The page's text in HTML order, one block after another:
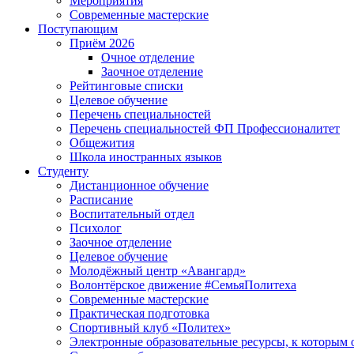
Современные мастерские
Поступающим
Приём 2026
Очное отделение
Заочное отделение
Рейтинговые списки
Целевое обучение
Перечень специальностей
Перечень специальностей ФП Профессионалитет
Общежития
Школа иностранных языков
Студенту
Дистанционное обучение
Расписание
Воспитательный отдел
Психолог
Заочное отделение
Целевое обучение
Молодёжный центр «Авангард»
Волонтёрское движение #СемьяПолитеха
Современные мастерские
Практическая подготовка
Спортивный клуб «Политех»
Электронные образовательные ресурсы, к которым